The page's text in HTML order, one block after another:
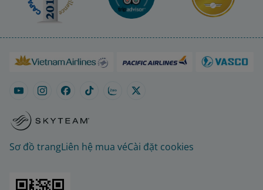
Sơ đồ trangLiên hệ mua véCài đặt cookies